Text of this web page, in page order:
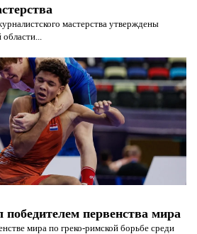
мастерства утверждены
области...
победителем первенства мира
мира по греко-римской борьбе среди